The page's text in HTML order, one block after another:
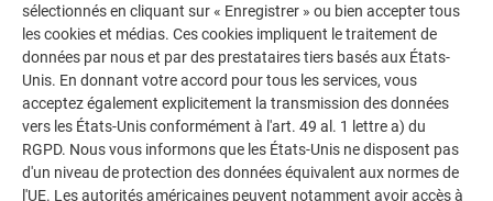
Marquage
RETOUR SUIVANT
sélectionnés en cliquant sur « Enregistrer » ou bien accepter tous
les cookies et médias. Ces cookies impliquent le traitement de
données par nous et par des prestataires tiers basés aux États-
Unis. En donnant votre accord pour tous les services, vous
acceptez également explicitement la transmission des données
vers les États-Unis conformément à l'art. 49 al. 1 lettre a) du
RGPD. Nous vous informons que les États-Unis ne disposent pas
d'un niveau de protection des données équivalent aux normes de
l'UE. Les autorités américaines peuvent notamment avoir accès à